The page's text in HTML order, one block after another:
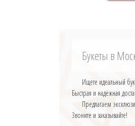
Букеты в
Ищете идеальный
Быстрая и надёжная
Предлагаем
Звоните и заказывайте!